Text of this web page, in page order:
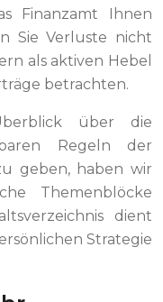
Finanzamt Ihnen
Sie Verluste nicht
als aktiven Hebel
betrachten.
über die
Regeln der
geben, haben wir
Themenblöcke
dient
Strategie